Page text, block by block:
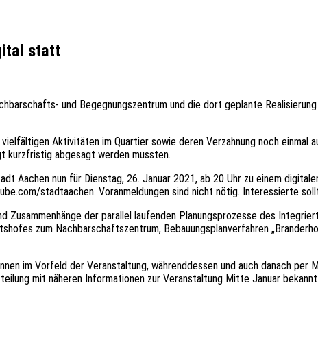
statt
und Begegnungszentrum und die dort geplante
Aktivitäten im Quartier sowie deren Verzahnung noch einmal
kurzfristig abgesagt werden mussten.
Aachen nun für Dienstag, 26. Januar 2021, ab 20 Uhr zu einem
stadtaachen. Voranmeldungen sind nicht nötig. Interessierte
Zusammenhänge der parallel laufenden Planungsprozesse des
zum Nachbarschaftszentrum, Bebauungsplanverfahren
im Vorfeld der Veranstaltung, währenddessen und auch danach
mit näheren Informationen zur Veranstaltung Mitte Januar